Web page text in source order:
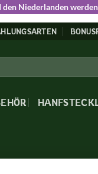
Niederlanden